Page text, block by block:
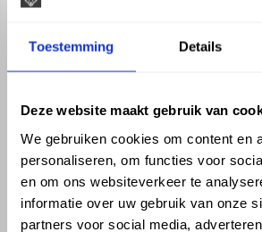
Toestemming Details
Deze website maakt gebruik van
We gebruiken cookies om content en
personaliseren, om functies voor
en om ons websiteverkeer te
informatie over uw gebruik van onze
partners voor social media,
phone_enabled +31 416 75 02 55
mail info@vosproducts.nl
check_circleDé bouwmarkt van Altena
check_circle Direct uit grote voorraad geleverd met
check_circleLevering in NL en BE